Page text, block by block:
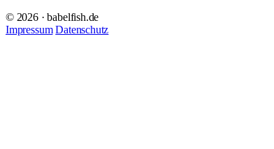
© 2026 · babelfish.de
Impressum Datenschutz